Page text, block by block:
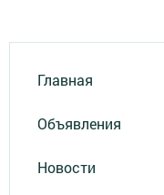
Главная
Объявления
Новости